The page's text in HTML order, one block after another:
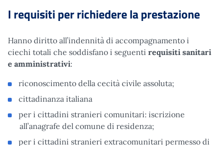
I requisiti per richiedere la prestazione
Hanno diritto all’indennità di accompagnamento i
ciechi totali che soddisfano i seguenti requisiti sanitari
e amministrativi:
riconoscimento della cecità civile assoluta;
cittadinanza italiana
per i cittadini stranieri comunitari: iscrizione
all’anagrafe del comune di residenza;
per i cittadini stranieri extracomunitari permesso di